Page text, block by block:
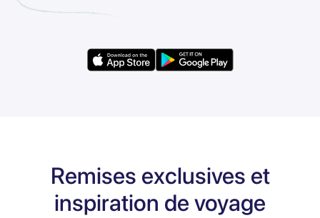
Remises exclusives et
inspiration de voyage